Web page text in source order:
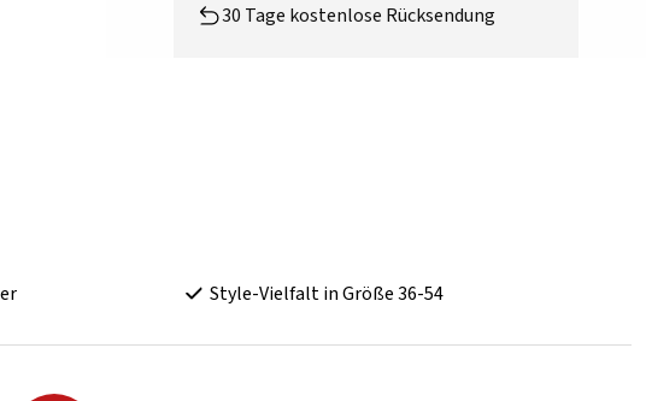
30 Tage kostenlose Rücksendung
Style-Vielfalt in Größe 36-54